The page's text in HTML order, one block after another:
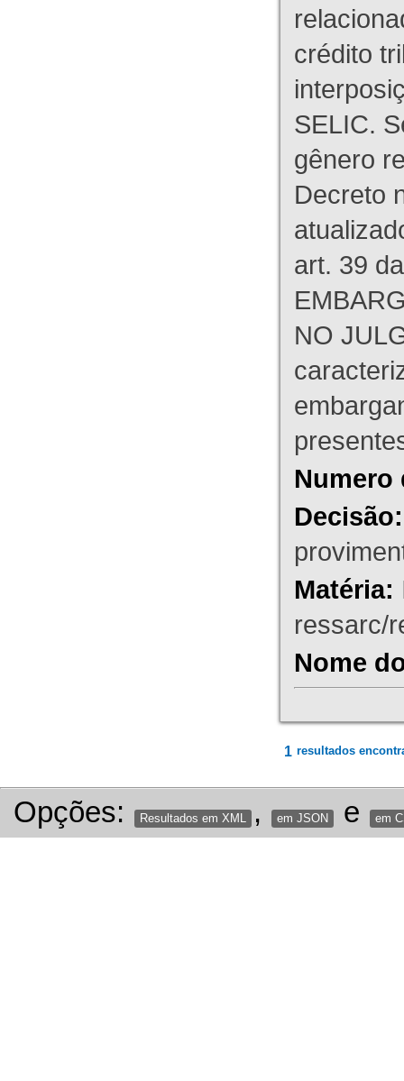
crédito
SELIC.
gênero
Decreto
art. 39
NO
Numero
Decisão:
Matéria:
ressarc/
Nome
1 resultados
Opções: Resultados em XML , em JSON e em